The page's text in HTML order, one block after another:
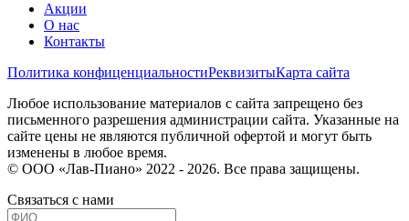
Акции
О нас
Контакты
Политика конфиценциальностиРеквизитыКарта сайта
Любое использование материалов с сайта запрещено без
письменного разрешения администрации сайта. Указанные на
сайте цены не являются публичной офертой и могут быть
изменены в любое время.
© ООО «Лав-Пиано» 2022 - 2026. Все права защищены.
Связаться с нами